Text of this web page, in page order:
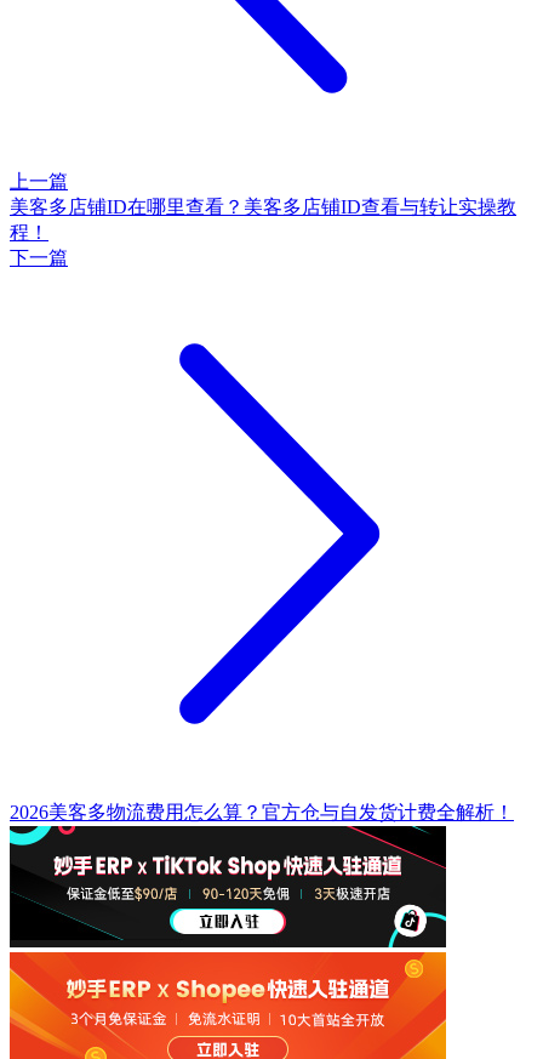
上一篇
美客多店铺ID在哪里查看？美客多店铺ID查看与转让实操教
程！
下一篇
2026美客多物流费用怎么算？官方仓与自发货计费全解析！